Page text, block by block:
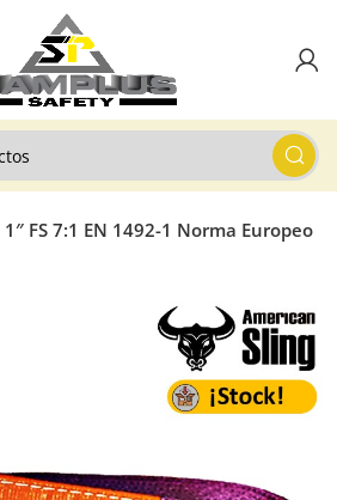
FS 7:1 EN 1492-1 Norma Europeo